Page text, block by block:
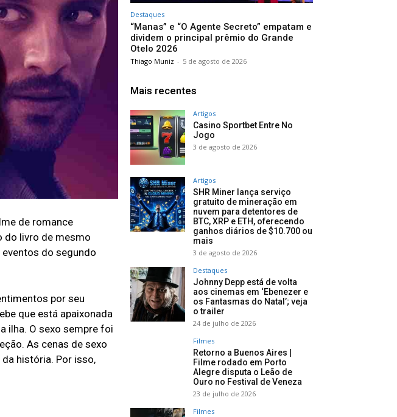
de romance
do livro de mesmo
do segundo
por seu
que está apaixonada
ilha. O sexo sempre foi
As cenas de sexo
história. Por isso,
Destaques
“Manas” e “O Agente Secreto” empatam e
dividem o principal prêmio do Grande
Otelo 2026
Thiago Muniz - 5 de agosto de 2026
Mais recentes
Artigos
Casino Sportbet Entre No
Jogo
3 de agosto de 2026
Artigos
SHR Miner lança serviço
gratuito de mineração em
nuvem para detentores de
BTC, XRP e ETH, oferecendo
ganhos diários de $10.700 ou
mais
3 de agosto de 2026
Destaques
Johnny Depp está de volta
aos cinemas em ‘Ebenezer e
os Fantasmas do Natal’; veja
o trailer
24 de julho de 2026
Filmes
Retorno a Buenos Aires |
Filme rodado em Porto
Alegre disputa o Leão de
Ouro no Festival de Veneza
23 de julho de 2026
Filmes